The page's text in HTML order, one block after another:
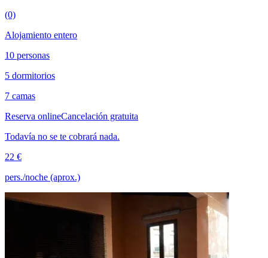
(0)
Alojamiento entero
10 personas
5 dormitorios
7 camas
Reserva onlineCancelación gratuita
Todavía no se te cobrará nada.
22 €
pers./noche (aprox.)